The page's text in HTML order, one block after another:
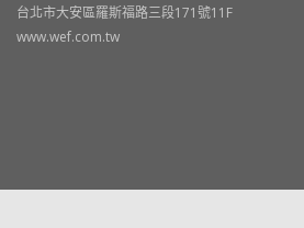
台北市大安區羅斯福路三段171號11F
www.wef.com.tw